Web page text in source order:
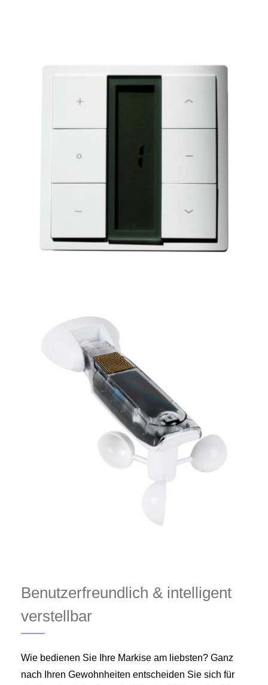
Benutzerfreundlich & intelligent
verstellbar
Wie bedienen Sie Ihre Markise am liebsten? Ganz
nach Ihren Gewohnheiten entscheiden Sie sich für